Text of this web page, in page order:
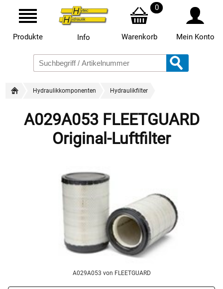
Produkte Info
0
Warenkorb Mein Konto
Hydraulikkomponenten Hydraulikfilter
A029A053 FLEETGUARD
Original-Luftfilter
A029A053 von FLEETGUARD